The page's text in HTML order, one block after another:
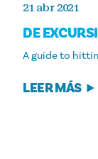
21 abr 2021
DE
A guide to
LEER MÁS